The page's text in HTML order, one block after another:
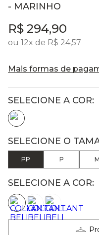
- MARINHO
R$ 294,90
ou 12x de R$ 24,57
Mais formas de
PP P M
SELECIONE A COR: